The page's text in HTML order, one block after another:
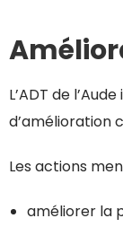
L’ADT de
d’amélioration
Les actions
améliorer la